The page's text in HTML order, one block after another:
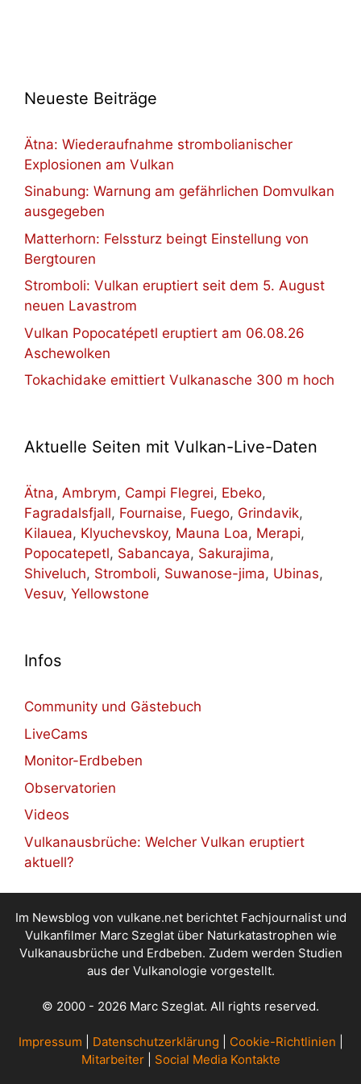
Neueste Beiträge
Ätna: Wiederaufnahme strombolianischer
Explosionen am Vulkan
Sinabung: Warnung am gefährlichen Domvulkan
ausgegeben
Matterhorn: Felssturz beingt Einstellung von
Bergtouren
Stromboli: Vulkan eruptiert seit dem 5. August
neuen Lavastrom
Vulkan Popocatépetl eruptiert am 06.08.26
Aschewolken
Tokachidake emittiert Vulkanasche 300 m hoch
Aktuelle Seiten mit Vulkan-Live-Daten
Ätna, Ambrym, Campi Flegrei, Ebeko,
Fagradalsfjall, Fournaise, Fuego, Grindavik,
Kilauea, Klyuchevskoy, Mauna Loa, Merapi,
Popocatepetl, Sabancaya, Sakurajima,
Shiveluch, Stromboli, Suwanose-jima, Ubinas,
Vesuv, Yellowstone
Infos
Community und Gästebuch
LiveCams
Monitor-Erdbeben
Observatorien
Videos
Vulkanausbrüche: Welcher Vulkan eruptiert
aktuell?
Im Newsblog von vulkane.net berichtet Fachjournalist und
Vulkanfilmer Marc Szeglat über Naturkatastrophen wie
Vulkanausbrüche und Erdbeben. Zudem werden Studien
aus der Vulkanologie vorgestellt.
© 2000 - 2026 Marc Szeglat. All rights reserved.
Impressum Datenschutzerklärung Cookie-Richtlinien
Mitarbeiter| Social Media Kontakte